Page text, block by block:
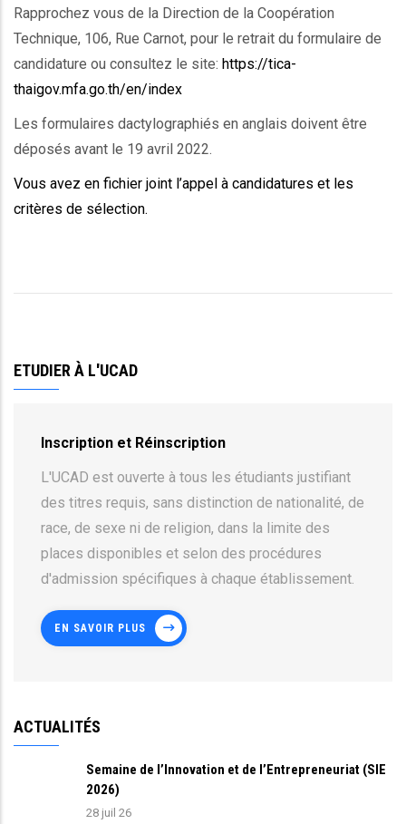
Rapprochez vous de la Direction de la Coopération
Technique, 106, Rue Carnot, pour le retrait du formulaire de
candidature ou consultez le site: https://tica-
thaigov.mfa.go.th/en/index
Les formulaires dactylographiés en anglais doivent être
déposés avant le 19 avril 2022.
Vous avez en fichier joint l’appel à candidatures et les
critères de sélection.
ETUDIER À L'UCAD
Inscription et Réinscription
L'UCAD est ouverte à tous les étudiants justifiant
des titres requis, sans distinction de nationalité, de
race, de sexe ni de religion, dans la limite des
places disponibles et selon des procédures
d'admission spécifiques à chaque établissement.
EN SAVOIR PLUS
ACTUALITÉS
Semaine de l’Innovation et de l’Entrepreneuriat (SIE
2026)
28 juil 26